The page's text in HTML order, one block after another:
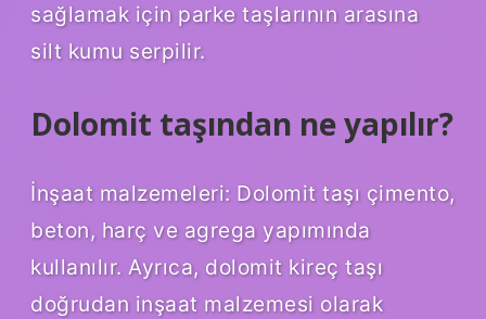
sağlamak için parke taşlarının arasına
silt kumu serpilir.
Dolomit taşından ne yapılır?
İnşaat malzemeleri: Dolomit taşı çimento,
beton, harç ve agrega yapımında
kullanılır. Ayrıca, dolomit kireç taşı
doğrudan inşaat malzemesi olarak